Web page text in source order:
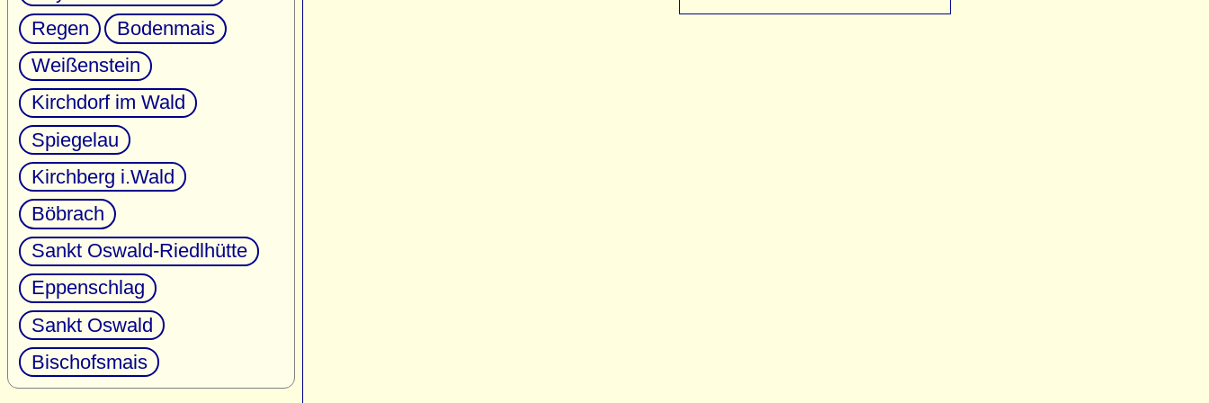
Regen
Bodenmais
Weißenstein
Kirchdorf im Wald
Spiegelau
Kirchberg i.Wald
Böbrach
Sankt Oswald-Riedlhütte
Eppenschlag
Sankt Oswald
Bischofsmais